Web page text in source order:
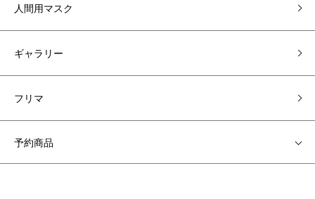
人間用マスク
ギャラリー
フリマ
予約商品